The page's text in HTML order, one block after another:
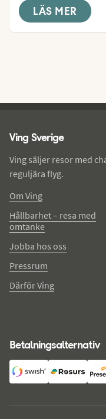
LÄS MER
Ving Sverige
Ving säljer resor med
reguljära flyg.
Om Ving
Hållbarhet – resa med
omtanke
Jobba hos oss
Pressrum
Därför Ving
Betalningsalternativ